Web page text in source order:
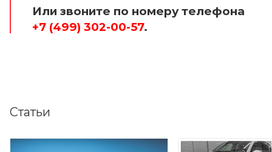
Или звоните по номеру телефона
+7 (499) 302-00-57.
Статьи